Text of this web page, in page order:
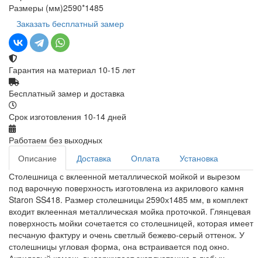
Размеры (мм)2590*1485
Заказать бесплатный замер
Гарантия на материал 10-15 лет
Бесплатный замер и доставка
Срок изготовления 10-14 дней
Работаем без выходных
Описание
Доставка Оплата
Установка
Столешница с вклеенной металлической мойкой и вырезом
под варочную поверхность изготовлена из акрилового камня
Staron SS418. Размер столешницы 2590х1485 мм, в комплект
входит вклеенная металлическая мойка проточкой. Глянцевая
поверхность мойки сочетается со столешницей, которая имеет
песчаную фактуру и очень светлый бежево-серый оттенок. У
столешницы угловая форма, она встраивается под окно.